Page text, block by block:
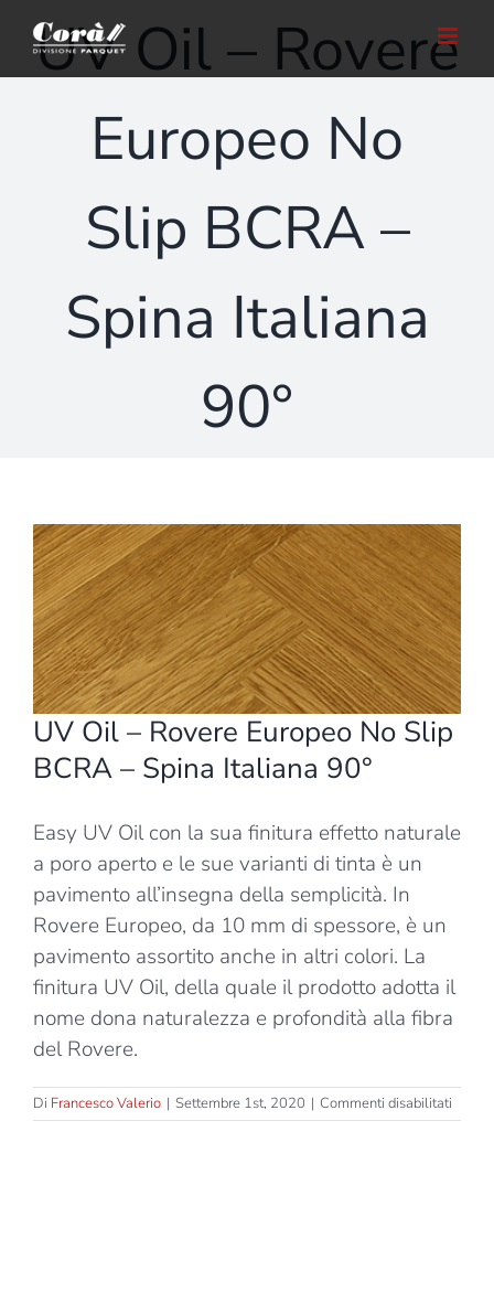
contenuto
UV Oil – Rovere
Europeo No
Slip BCRA –
Spina Italiana
90°
Ingrandisci
immagine
UV Oil – Rovere Europeo No Slip
BCRA – Spina Italiana 90°
Easy UV Oil con la sua finitura effetto naturale
a poro aperto e le sue varianti di tinta è un
pavimento all’insegna della semplicità. In
Rovere Europeo, da 10 mm di spessore, è un
pavimento assortito anche in altri colori. La
finitura UV Oil, della quale il prodotto adotta il
nome dona naturalezza e profondità alla fibra
del Rovere.
Di Francesco Valerio | Settembre 1st, 2020 | Commenti disabilitati
UV